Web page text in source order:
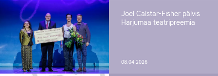
Joel Calstar-Fisher pälvis
Harjumaa teatripreemia
08.04.2026